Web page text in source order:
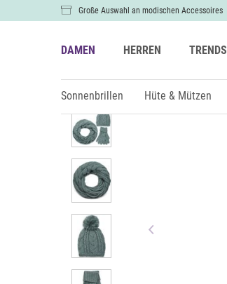
Große Auswahl an modischen Accessoires
DAMEN HERREN TRENDS
Sonnenbrillen Hüte & Mützen